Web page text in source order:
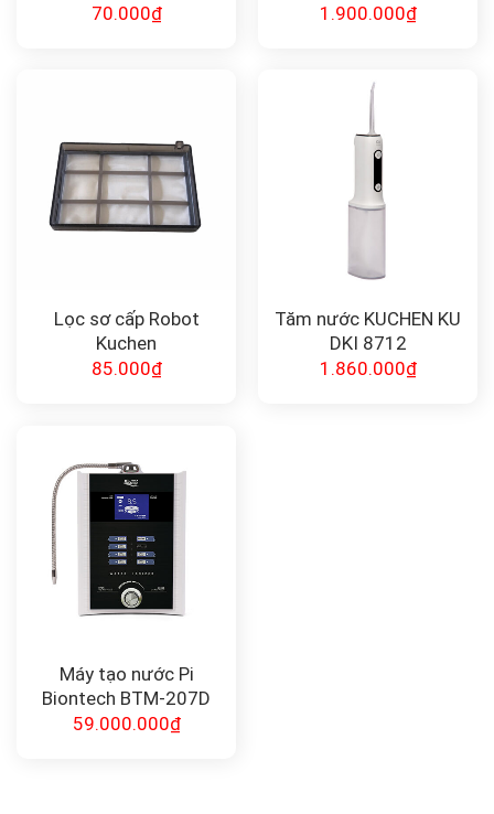
70.000₫
1.900.000₫
Lọc sơ cấp Robot
Kuchen
85.000₫
Tăm nước KUCHEN KU
DKI 8712
1.860.000₫
Máy tạo nước Pi
Biontech BTM-207D
59.000.000₫